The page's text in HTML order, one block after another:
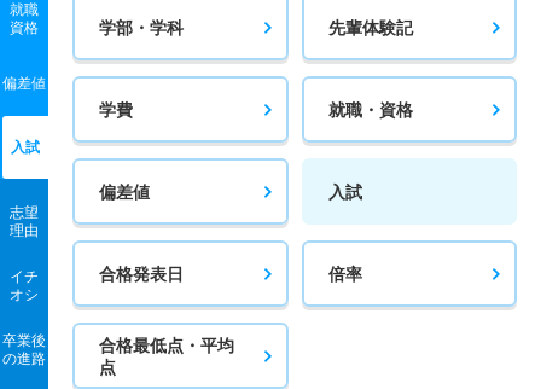
就職
資格
偏差値
入試
志望
理由
イチ
オシ
卒業後
の進路
学部・学科 先輩体験記
学費 就職・資格
偏差値 入試
合格発表日 倍率
合格最低点・平均
点